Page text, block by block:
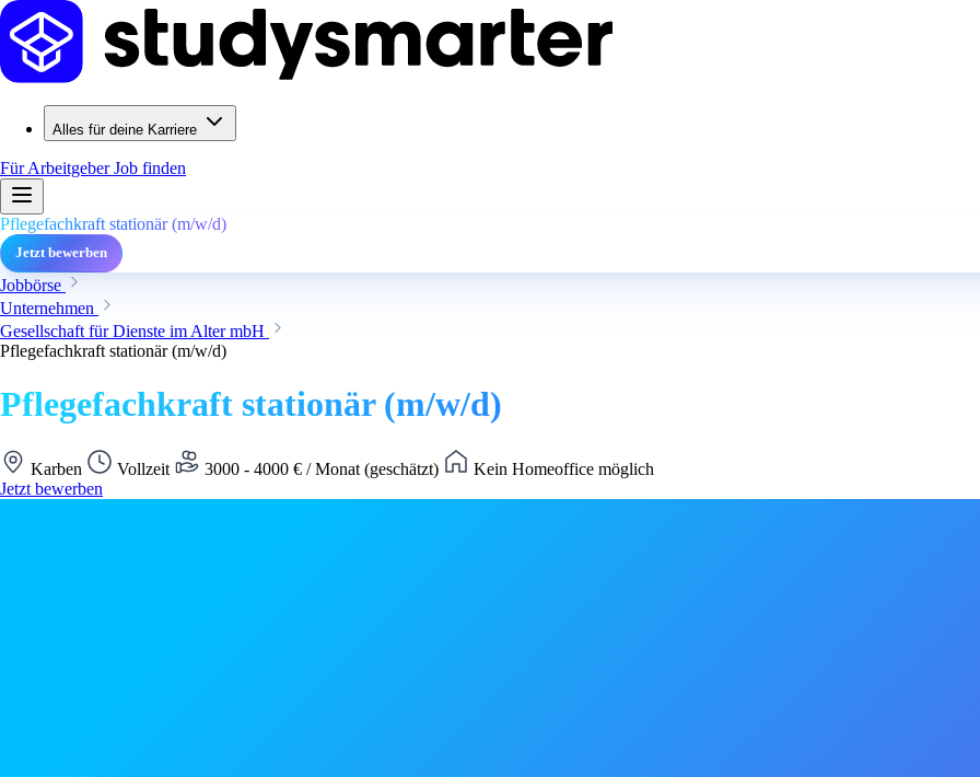
Alles für deine Karriere
Für ArbeitgeberJob finden
Pflegefachkraft stationär (m/w/d)
Jetzt bewerben
Jobbörse
Unternehmen
Gesellschaft für Dienste im Alter mbH
Pflegefachkraft stationär (m/w/d)
Pflegefachkraft stationär (m/w/d)
Karben Vollzeit 3000 - 4000 € / Monat (geschätzt)
Kein Homeoffice möglich
Jetzt bewerben